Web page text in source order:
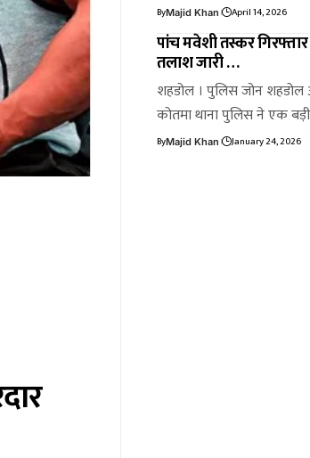
ByMajid Khan April 14, 2026
पांच मवेशी तस्कर
तलाश जारी …
शहडोल । पुलिस जोन
कोतमा थाना पुलिस ने एक
ByMajid Khan January 24, 2026